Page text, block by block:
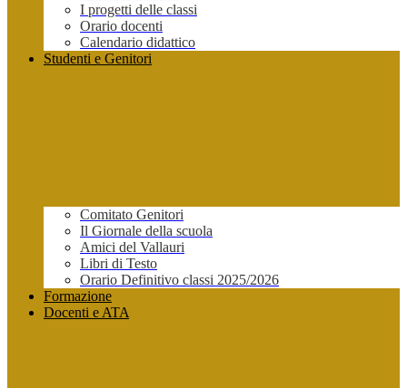
I progetti delle classi
Orario docenti
Calendario didattico
Studenti e Genitori
Comitato Genitori
Il Giornale della scuola
Amici del Vallauri
Libri di Testo
Orario Definitivo classi 2025/2026
Formazione
Docenti e ATA